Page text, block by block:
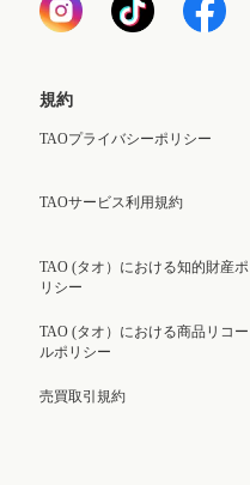
規約
TAOプライバシーポリシー
TAOサービス利用規約
TAO (タオ）における知的財産ポ
リシー
TAO (タオ）における商品リコー
ルポリシー
売買取引規約